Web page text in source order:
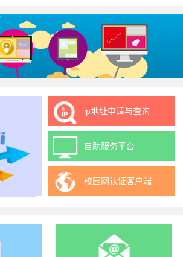
ip地址申请与查询
自助服务平台
校园网认证客户端